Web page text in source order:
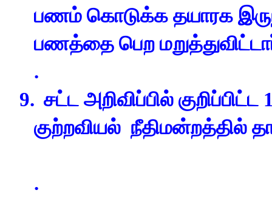
பணம் கொடுக்க தயாரக
பணத்தை பெற
.
9. சட்ட அறிவிப்பில்
குற்றவியல் நீதிமன்றத்தில்
.